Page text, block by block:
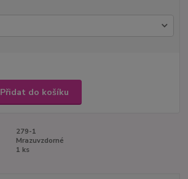
Přidat do košíku
279-1
Mrazuvzdorné
1 ks